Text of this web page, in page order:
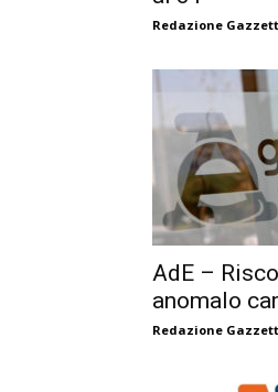
Redazione
AdE –
anomalo
Redazione